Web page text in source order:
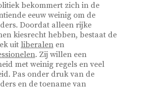
bekommert zich in de
eeuw weinig om de
Doordat alleen rijke
kiesrecht hebben, bestaat de
uitliberalenen
. Zij willen een
met weinig regels en veel
Pas onder druk van de
en de toename van